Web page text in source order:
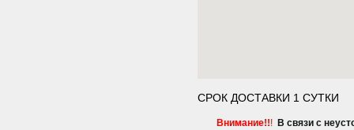
СРОК ДОСТАВКИ 1 СУТКИ
Внимание!!! В связи с